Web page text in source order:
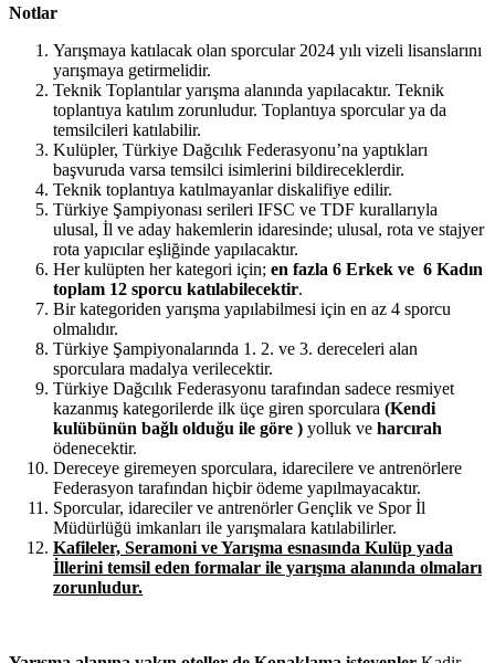
Notlar
Yarışmaya katılacak olan sporcular 2024 yılı vizeli lisanslarını
yarışmaya getirmelidir.
Teknik Toplantılar yarışma alanında yapılacaktır. Teknik
toplantıya katılım zorunludur. Toplantıya sporcular ya da
temsilcileri katılabilir.
Kulüpler, Türkiye Dağcılık Federasyonu’na yaptıkları
başvuruda varsa temsilci isimlerini bildireceklerdir.
Teknik toplantıya katılmayanlar diskalifiye edilir.
Türkiye Şampiyonası serileri IFSC ve TDF kurallarıyla
ulusal, İl ve aday hakemlerin idaresinde; ulusal, rota ve stajyer
rota yapıcılar eşliğinde yapılacaktır.
Her kulüpten her kategori için; en fazla 6 Erkek ve 6 Kadın
toplam 12 sporcu katılabilecektir.
Bir kategoriden yarışma yapılabilmesi için en az 4 sporcu
olmalıdır.
Türkiye Şampiyonalarında 1. 2. ve 3. dereceleri alan
sporculara madalya verilecektir.
Türkiye Dağcılık Federasyonu tarafından sadece resmiyet
kazanmış kategorilerde ilk üçe giren sporculara (Kendi
kulübünün bağlı olduğu ile göre ) yolluk ve harcırah
ödenecektir.
Dereceye giremeyen sporculara, idarecilere ve antrenörlere
Federasyon tarafından hiçbir ödeme yapılmayacaktır.
Sporcular, idareciler ve antrenörler Gençlik ve Spor İl
Müdürlüğü imkanları ile yarışmalara katılabilirler.
Kafileler, Seramoni ve Yarışma esnasında Kulüp yada
İllerini temsil eden formalar ile yarışma alanında olmaları
zorunludur.